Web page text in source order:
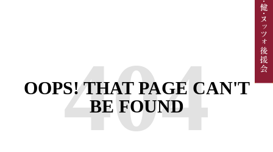
404
OOPS! THAT PAGE CAN'T
BE FOUND